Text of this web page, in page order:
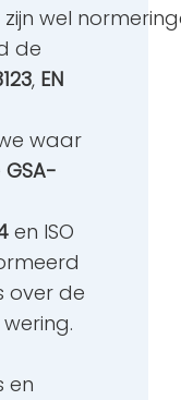
wel
de
, EN
waar
GSA-
en ISO
over de
en